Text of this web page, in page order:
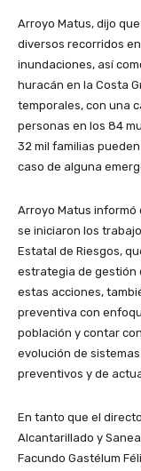
Arroyo Matus, dijo
diversos recorridos
inundaciones, así
huracán en la Costa
temporales, con una
personas en los 84
32 mil familias
caso de alguna
Arroyo Matus informó
se iniciaron los
Estatal de Riesgos,
estrategia de gestión
estas acciones,
preventiva con
población y contar
evolución de
preventivos y de
En tanto que el
Alcantarillado y
Facundo Gastélum